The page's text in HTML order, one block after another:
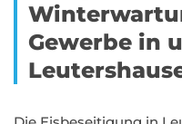
Gewerbe in